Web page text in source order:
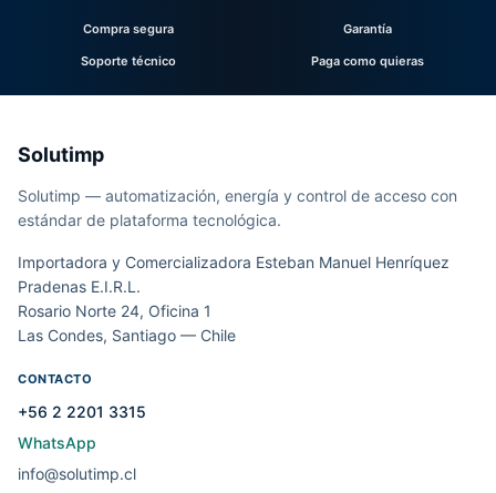
Compra segura Garantía
Soporte técnico Paga como quieras
Solutimp
Solutimp — automatización, energía y control de acceso con
estándar de plataforma tecnológica.
Importadora y Comercializadora Esteban Manuel Henríquez
Pradenas E.I.R.L.
Rosario Norte 24, Oficina 1
Las Condes, Santiago — Chile
CONTACTO
+56 2 2201 3315
WhatsApp
info@solutimp.cl